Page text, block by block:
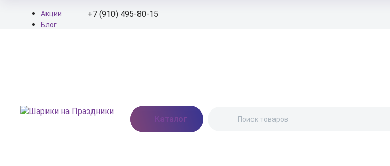
Акции
Блог
+7 (910) 495-80-15
Москва, Востряковское
шоссе, дом 7, стр. 3
Каталог